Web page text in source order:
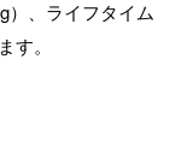
）、ライフタイム
す。